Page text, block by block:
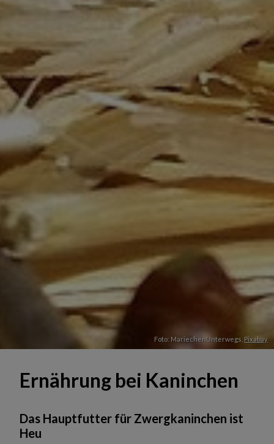
Foto: MariechenUnterwegs, Pixabay
Ernährung bei Kaninchen
Das Hauptfutter für Zwergkaninchen ist
Heu